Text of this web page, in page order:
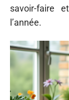
savoir-faire
l’année.